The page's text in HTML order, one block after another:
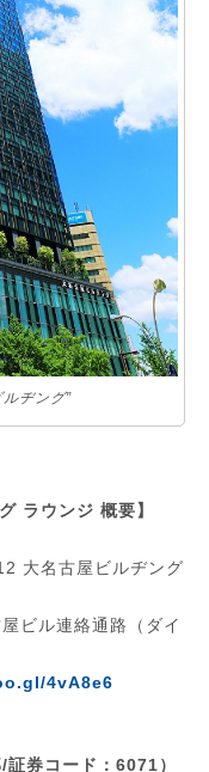
ヂング”
ラウンジ 概要】
大名古屋ビルヂング
ビル連絡通路（ダイ
4vA8e6
券コード：6071）